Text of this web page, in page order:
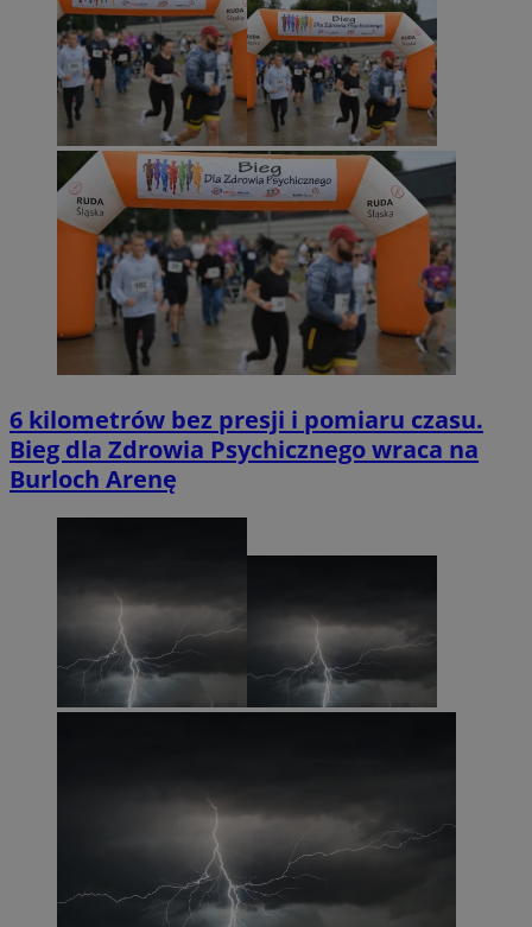
6 kilometrów bez presji i pomiaru czasu.
Bieg dla Zdrowia Psychicznego wraca na
Burloch Arenę